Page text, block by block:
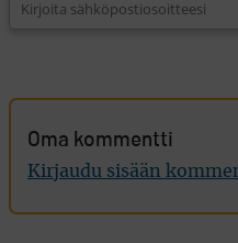
Oma kommentti
Kirjaudu sisään